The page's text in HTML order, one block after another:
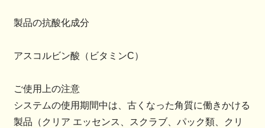
製品の抗酸化成分
アスコルビン酸（ビタミンC）
ご使用上の注意
システムの使用期間中は、古くなった角質に働きかける
製品（クリア エッセンス、スクラブ、パック類、クリ